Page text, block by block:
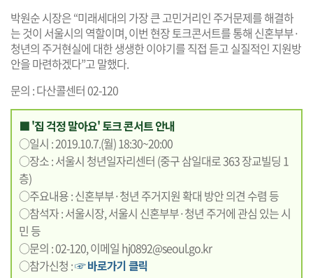
박원순 시장은 “미래세대의 가장 큰 고민거리인 주거문제를 해결하
는 것이 서울시의 역할이며, 이번 현장 토크콘서트를 통해 신혼부부·
청년의 주거현실에 대한 생생한 이야기를 직접 듣고 실질적인 지원방
안을 마련하겠다”고 말했다.
문의 : 다산콜센터 02-120
■ '집 걱정 말아요' 토크 콘서트 안내
○일시 : 2019.10.7.(월) 18:30~20:00
○장소 : 서울시 청년일자리센터 (중구 삼일대로 363 장교빌딩 1
층)
○주요내용 : 신혼부부·청년 주거지원 확대 방안 의견 수렴 등
○참석자 : 서울시장, 서울시 신혼부부·청년 주거에 관심 있는 시
민 등
○문의 : 02-120, 이메일 hj0892@seoul.go.kr
○참가신청 :☞ 바로가기 클릭